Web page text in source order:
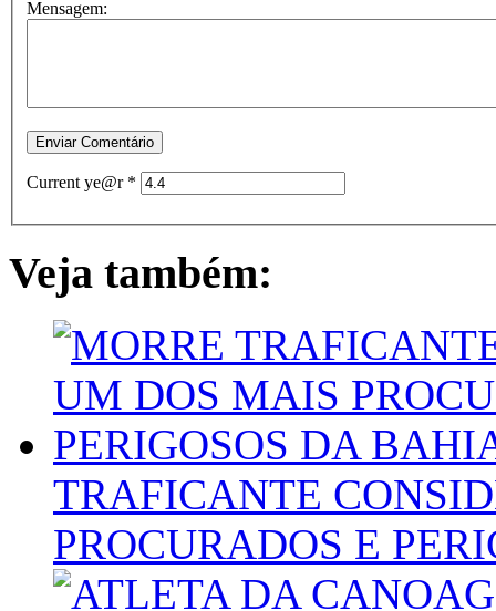
Mensagem:
Current ye@r *
Veja também:
TRAFICANTE
PROCURADOS E